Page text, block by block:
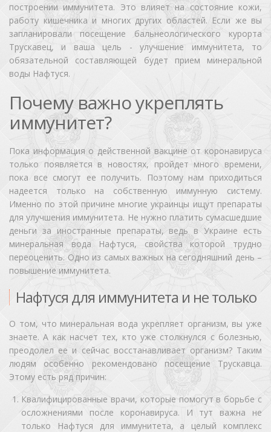
построении иммунитета. Это влияет на состояние кожи,
работу кишечника и многих других областей. Если же вы
запланировали посещение бальнеологического курорта
Трускавец, и ваша цель - улучшение иммунитета, то
обязательной составляющей будет прием минеральной
воды Нафтуся.
Почему важно укреплять
иммунитет?
Пока информация о действенной вакцине от коронавируса
только появляется в новостях, пройдет много времени,
пока все смогут ее получить. Поэтому нам приходиться
надеется только на собственную иммунную систему.
Именно по этой причине многие украинцы ищут препараты
для улучшения иммунитета. Не нужно платить сумасшедшие
деньги за иностранные препараты, ведь в Украине есть
минеральная вода Нафтуся, свойства которой трудно
переоценить. Одно из самых важных на сегодняшний день –
повышение иммунитета.
Нафтуся для иммунитета и не только
О том, что минеральная вода укрепляет организм, вы уже
знаете. А как насчет тех, кто уже столкнулся с болезнью,
преодолел ее и сейчас восстанавливает организм? Таким
людям особенно рекомендовано посещение Трускавца.
Этому есть ряд причин:
Квалифицированные врачи, которые помогут в борьбе с
осложнениями после коронавируса. И тут важна не
только Нафтуся для иммунитета, а целый комплекс